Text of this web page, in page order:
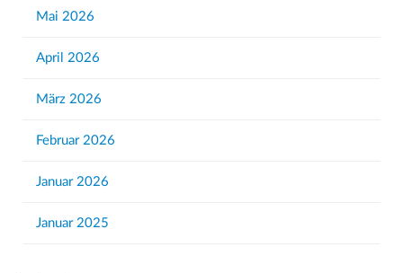
Mai 2026
April 2026
März 2026
Februar 2026
Januar 2026
Januar 2025